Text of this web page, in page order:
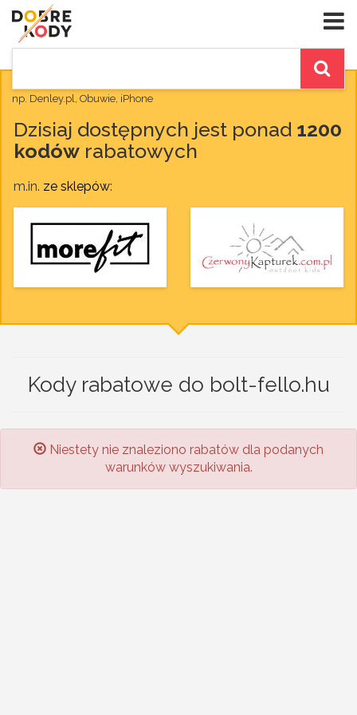
np. Denley.pl, Obuwie, iPhone
Dzisiaj dostępnych jest ponad 1200
kodów rabatowych
m.in. ze sklepów:
Kody rabatowe do bolt-fello.hu
Niestety nie znaleziono rabatów dla podanych
warunków wyszukiwania.